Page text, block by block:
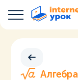
Алгебра